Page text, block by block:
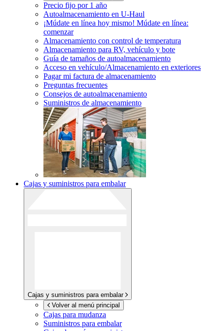
Precio fijo por 1 año
Autoalmacenamiento en U-Haul
¡Múdate en línea hoy mismo! Múdate en línea:
comenzar
Almacenamiento con control de temperatura
Almacenamiento para RV, vehículo y bote
Guía de tamaños de autoalmacenamiento
Acceso en vehículo/Almacenamiento en exteriores
Pagar mi factura de almacenamiento
Preguntas frecuentes
Consejos de autoalmacenamiento
Suministros de almacenamiento
Cajas y suministros para embalar
Cajas y suministros para embalar
Volver al menú principal
Cajas para mudanza
Suministros para embalar